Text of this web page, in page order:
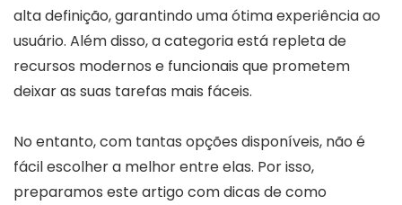
alta definição, garantindo uma ótima experiência ao
usuário. Além disso, a categoria está repleta de
recursos modernos e funcionais que prometem
deixar as suas tarefas mais fáceis.
No entanto, com tantas opções disponíveis, não é
fácil escolher a melhor entre elas. Por isso,
preparamos este artigo com dicas de como